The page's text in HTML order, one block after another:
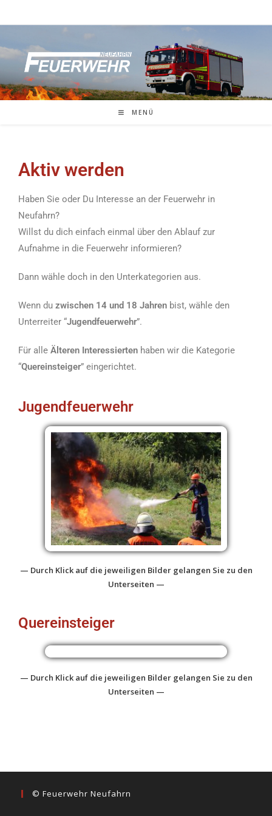
MENÜ
Aktiv werden
Haben Sie oder Du Interesse an der Feuerwehr in
Neufahrn?
Willst du dich einfach einmal über den Ablauf zur
Aufnahme in die Feuerwehr informieren?
Dann wähle doch in den Unterkategorien aus.
Wenn du zwischen 14 und 18 Jahren bist, wähle den
Unterreiter “Jugendfeuerwehr”.
Für alle Älteren Interessierten haben wir die Kategorie
“Quereinsteiger” eingerichtet.
Jugendfeuerwehr
— Durch Klick auf die jeweiligen Bilder gelangen Sie zu den
Unterseiten —
Quereinsteiger
— Durch Klick auf die jeweiligen Bilder gelangen Sie zu den
Unterseiten —
© Feuerwehr Neufahrn